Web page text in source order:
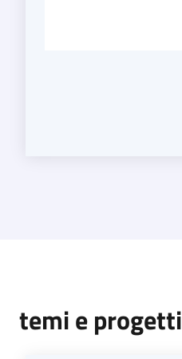
temi e progetti